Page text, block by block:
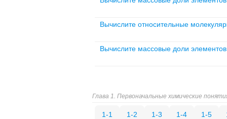
Вычислите относительные
Вычислите массовые доли
Глава 1. Первоначальные химические
1-1 1-2 1-3 1-4 1-5